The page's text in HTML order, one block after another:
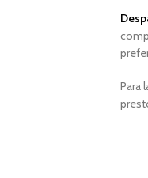
Para